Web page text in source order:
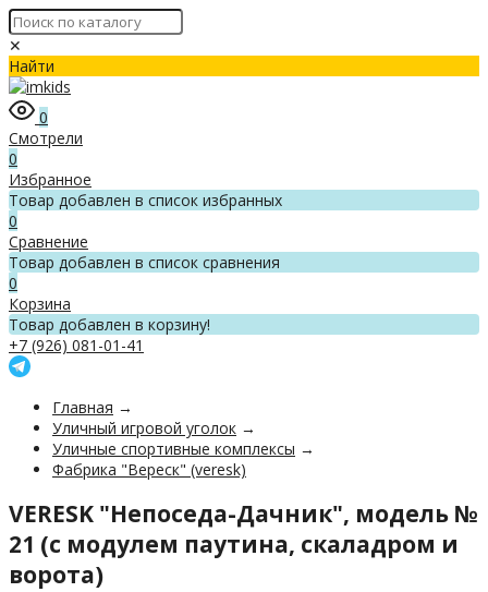
✕
Найти
0
Смотрели
0
Избранное
Товар добавлен в список избранных
0
Сравнение
Товар добавлен в список сравнения
0
Корзина
Товар добавлен в корзину!
+7 (926) 081-01-41
Главная →
Уличный игровой уголок →
Уличные спортивные комплексы →
Фабрика "Вереск" (veresk)
VERESK "Непоседа-Дачник", модель №
21 (с модулем паутина, скаладром и
ворота)